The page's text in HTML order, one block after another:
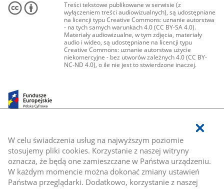
W celu świadczenia usług na najwyższym poziomie
stosujemy pliki cookies. Korzystanie z naszej witryny
oznacza, że będą one zamieszczane w Państwa urządzeniu.
W każdym momencie można dokonać zmiany ustawień
Państwa przeglądarki. Dodatkowo, korzystanie z naszej
Treści tekstowe publikowane w serwisie (z
wyłączeniem treści audiowizualnych), są udostępniane
na licencji typu Creative Commons: uznanie autorstwa
- na tych samych warunkach 4.0 (CC BY-SA 4.0).
Materiały audiowizualne, w tym zdjęcia, materiały
audio i wideo, są udostępniane na licencji typu
Creative Commons: uznanie autorstwa użycie
niekomercyjne - bez utworów zależnych 4.0 (CC BY-
NC-ND 4.0), o ile nie jest to stwierdzone inaczej.